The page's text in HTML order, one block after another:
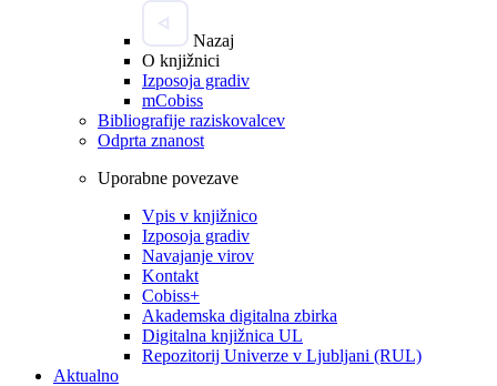
Nazaj
O knjižnici
Izposoja gradiv
mCobiss
Bibliografije raziskovalcev
Odprta znanost
Uporabne povezave
Vpis v knjižnico
Izposoja gradiv
Navajanje virov
Kontakt
Cobiss+
Akademska digitalna zbirka
Digitalna knjižnica UL
Repozitorij Univerze v Ljubljani (RUL)
Aktualno